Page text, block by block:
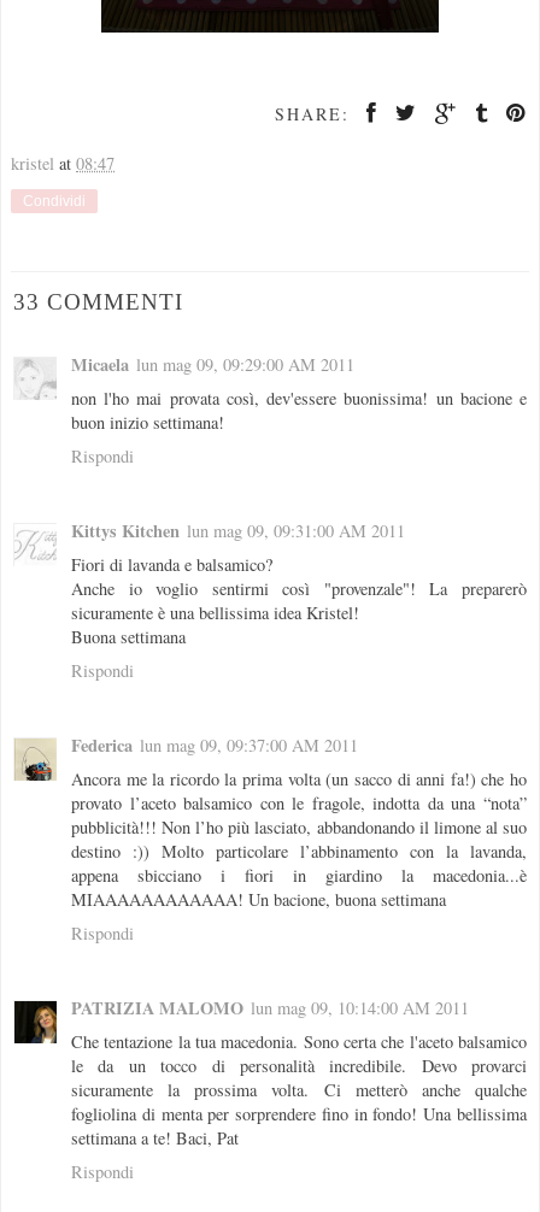
SHARE:
kristel at 08:47
Condividi
33 COMMENTI
Micaela lun mag 09, 09:29:00 AM 2011
non l'ho mai provata così, dev'essere buonissima! un bacione e
buon inizio settimana!
Rispondi
Kittys Kitchen lun mag 09, 09:31:00 AM 2011
Fiori di lavanda e balsamico?
Anche io voglio sentirmi così "provenzale"! La preparerò
sicuramente è una bellissima idea Kristel!
Buona settimana
Rispondi
Federica lun mag 09, 09:37:00 AM 2011
Ancora me la ricordo la prima volta (un sacco di anni fa!) che ho
provato l’aceto balsamico con le fragole, indotta da una “nota”
pubblicità!!! Non l’ho più lasciato, abbandonando il limone al suo
destino :)) Molto particolare l’abbinamento con la lavanda,
appena sbicciano i fiori in giardino la macedonia...è
MIAAAAAAAAAAAA! Un bacione, buona settimana
Rispondi
PATRIZIA MALOMO lun mag 09, 10:14:00 AM 2011
Che tentazione la tua macedonia. Sono certa che l'aceto balsamico
le da un tocco di personalità incredibile. Devo provarci
sicuramente la prossima volta. Ci metterò anche qualche
fogliolina di menta per sorprendere fino in fondo! Una bellissima
settimana a te! Baci, Pat
Rispondi